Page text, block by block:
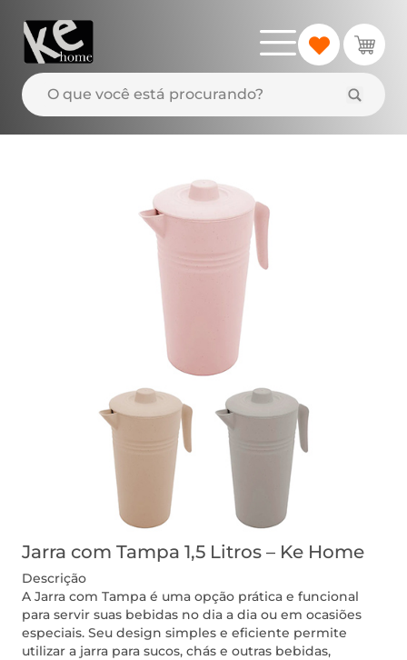
Jarra com Tampa 1,5 Litros – Ke Home
Descrição
A Jarra com Tampa é uma opção prática e funcional
para servir suas bebidas no dia a dia ou em ocasiões
especiais. Seu design simples e eficiente permite
utilizar a jarra para sucos, chás e outras bebidas,